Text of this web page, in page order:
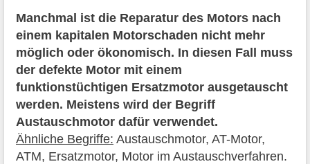
Manchmal ist die Reparatur des Motors nach
einem kapitalen Motorschaden nicht mehr
möglich oder ökonomisch. In diesen Fall muss
der defekte Motor mit einem
funktionstüchtigen Ersatzmotor ausgetauscht
werden. Meistens wird der Begriff
Austauschmotor dafür verwendet.
Ähnliche Begriffe: Austauschmotor, AT-Motor,
ATM, Ersatzmotor, Motor im Austauschverfahren.